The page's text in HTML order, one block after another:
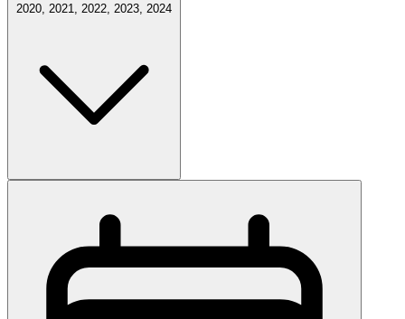
2020, 2021, 2022, 2023, 2024